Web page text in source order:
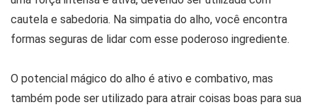
cautela e sabedoria. Na simpatia do alho, você encontra
formas seguras de lidar com esse poderoso ingrediente.
O potencial mágico do alho é ativo e combativo, mas
também pode ser utilizado para atrair coisas boas para sua